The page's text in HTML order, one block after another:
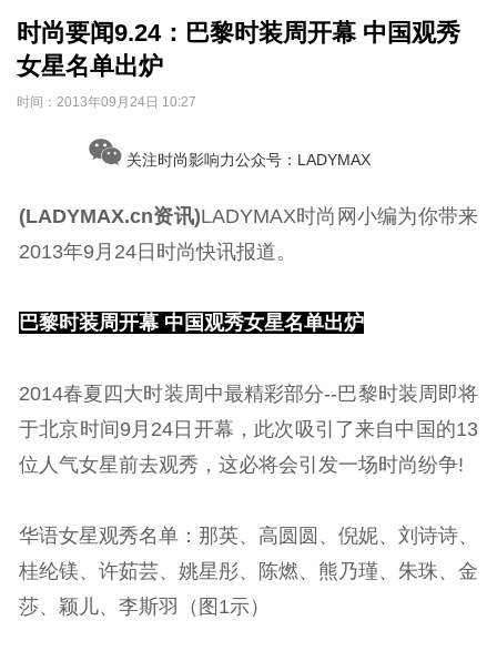
时尚要闻9.24：巴黎时装周开幕 中国观秀
女星名单出炉
时间： 2013年09月24日 10:27
关注时尚影响力公众号：LADYMAX
(LADYMAX.cn资讯)LADYMAX时尚网小编为你带来
2013年9月24日时尚快讯报道。
巴黎时装周开幕 中国观秀女星名单出炉
2014春夏四大时装周中最精彩部分--巴黎时装周即将
于北京时间9月24日开幕，此次吸引了来自中国的13
位人气女星前去观秀，这必将会引发一场时尚纷争!
华语女星观秀名单：那英、高圆圆、倪妮、刘诗诗、
桂纶镁、许茹芸、姚星彤、陈燃、熊乃瑾、朱珠、金
莎、颖儿、李斯羽（图1示）